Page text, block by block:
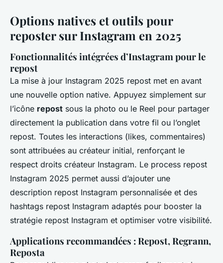
Options natives et outils pour
reposter sur Instagram en 2025
Fonctionnalités intégrées d’Instagram pour le
repost
La mise à jour Instagram 2025 repost met en avant
une nouvelle option native. Appuyez simplement sur
l’icône repost sous la photo ou le Reel pour partager
directement la publication dans votre fil ou l’onglet
repost. Toutes les interactions (likes, commentaires)
sont attribuées au créateur initial, renforçant le
respect droits créateur Instagram. Le process repost
Instagram 2025 permet aussi d’ajouter une
description repost Instagram personnalisée et des
hashtags repost Instagram adaptés pour booster la
stratégie repost Instagram et optimiser votre visibilité.
Applications recommandées : Repost, Regrann,
Reposta